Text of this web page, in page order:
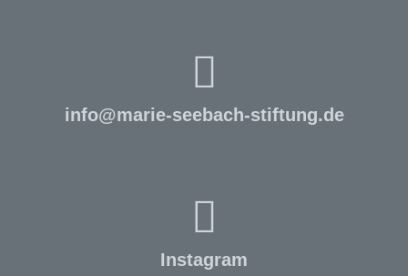
info@marie-seebach-stiftung.de
Instagram